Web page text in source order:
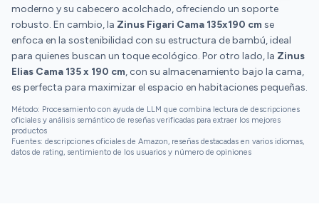
un precio razonable.
moderno y su cabecero acolchado, ofreciendo un soporte
robusto. En cambio, la Zinus Figari Cama 135x190 cm se
enfoca en la sostenibilidad con su estructura de bambú, ideal
para quienes buscan un toque ecológico. Por otro lado, la Zinus
Elias Cama 135 x 190 cm, con su almacenamiento bajo la cama,
es perfecta para maximizar el espacio en habitaciones pequeñas.
Método: Procesamiento con ayuda de LLM que combina lectura de descripciones
oficiales y análisis semántico de reseñas verificadas para extraer los mejores
productos
Fuentes: descripciones oficiales de Amazon, reseñas destacadas en varios idiomas,
datos de rating, sentimiento de los usuarios y número de opiniones